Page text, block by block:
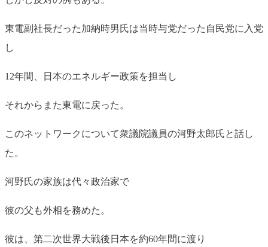
東電副社長だった加納時男氏は当時与党だった自民党に入党
し
12年間、日本のエネルギー政策を担当し
それからまた東電に戻った。
このネットワークについて衆議院議員の河野太郎氏と話し
た。
河野氏の家族は代々政治家で
彼の父も外相を務めた。
彼は、第二次世界大戦後日本を約60年間に渡り